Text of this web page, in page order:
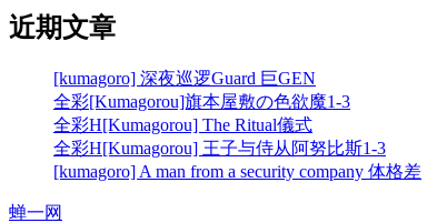
近期文章
[kumagoro] 深夜巡逻Guard 巨GEN
全彩[Kumagorou]旗本屋敷の色欲魔1-3
全彩H[Kumagorou] The Ritual儀式
全彩H[Kumagorou] 王子与侍从阿努比斯1-3
[kumagoro] A man from a security company 体格差
蝉一网